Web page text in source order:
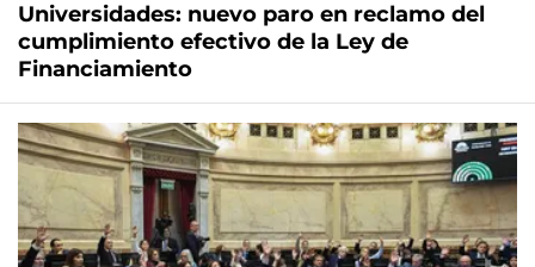
Universidades: nuevo paro en reclamo del
cumplimiento efectivo de la Ley de
Financiamiento